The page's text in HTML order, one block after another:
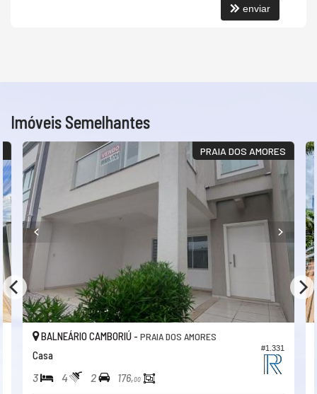
enviar
Imóveis Semelhantes
PRAIA DOS AMORES
#1.331
BALNEÁRIO CAMBORIÚ -PRAIA DOS AMORES
Casa
3 4 2 176,00